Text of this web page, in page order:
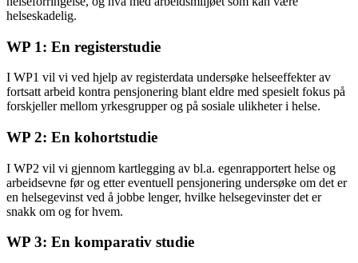
helseskadelig.
WP 1: En registerstudie
I WP1 vil vi ved hjelp av registerdata undersøke helseeffekter av
fortsatt arbeid kontra pensjonering blant eldre med spesielt fokus på
forskjeller mellom yrkesgrupper og på sosiale ulikheter i helse.
WP 2: En kohortstudie
I WP2 vil vi gjennom kartlegging av bl.a. egenrapportert helse og
arbeidsevne før og etter eventuell pensjonering undersøke om det er
en helsegevinst ved å jobbe lenger, hvilke helsegevinster det er
snakk om og for hvem.
WP 3: En komparativ studie